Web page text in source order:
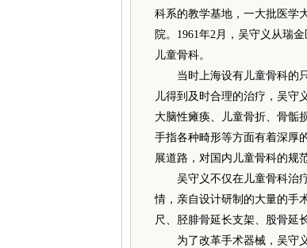
科系的教学基地，一大批医学
院。1961年2月，吴守义从瑞
儿童骨科。
当时上海设有儿童骨科的只
儿得到及时合理的治疗，吴守
大脑性瘫痪、儿童骨折、骨骺
手指各种畸形等方面有着深厚
展道路，对国内儿童骨科的规
吴守义不仅在儿童骨科治疗
情，亲自设计研制的大量的手
尺、胫腓骨延长支架、股骨延
为了改革手术器械，吴守义